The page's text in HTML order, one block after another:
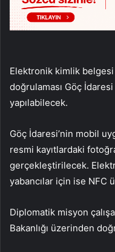
Elektronik kimlik belgesi
doğrulaması Göç
yapılabilecek.
Göç İdaresi’nin mobil
resmi kayıtlardaki
gerçekleştirilecek.
yabancılar için ise NFC
Diplomatik misyon
Bakanlığı üzerinden